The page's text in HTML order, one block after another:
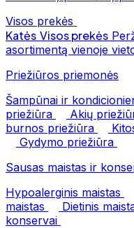
Visos prekės
Katės Visos prekės
asortimentą vienoje
Priežiūros priemonės
Šampūnai ir
priežiūra
Akių
burnos priežiūra
Gydymo priežiūra
Sausas maistas ir
Hypoalerginis maistas
maistas
Dietinis
konservai